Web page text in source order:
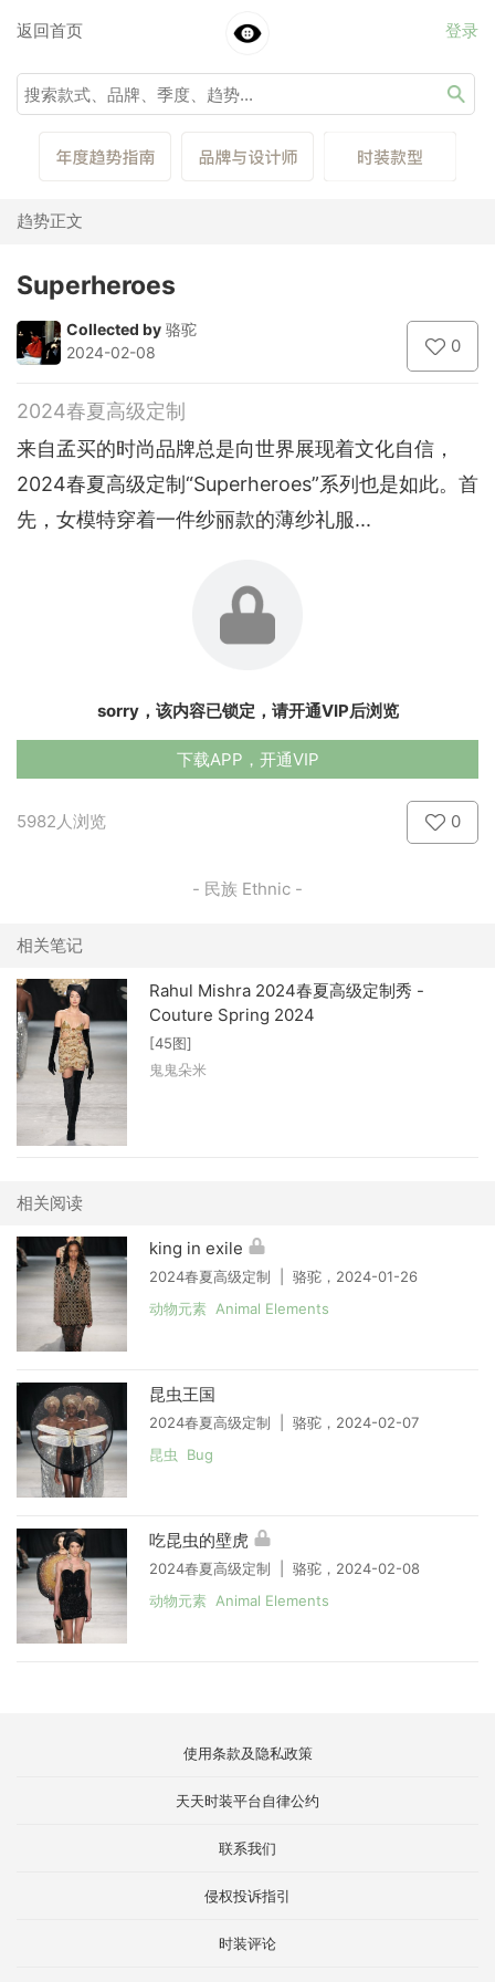
返回首页 登录
趋势正文
Superheroes
Collected by 骆驼
2024-02-08
0
2024春夏高级定制
来自孟买的时尚品牌总是向世界展现着文化自信，
2024春夏高级定制“Superheroes”系列也是如此。首
先，女模特穿着一件纱丽款的薄纱礼服...
sorry，该内容已锁定，请开通VIP后浏览
下载APP，开通VIP
5982人浏览 0
- 民族 Ethnic -
相关笔记
Rahul Mishra 2024春夏高级定制秀 -
Couture Spring 2024
[45图]
鬼鬼朵米
相关阅读
king in exile
2024春夏高级定制 | 骆驼，2024-01-26
动物元素 Animal Elements
昆虫王国
2024春夏高级定制 | 骆驼，2024-02-07
昆虫 Bug
吃昆虫的壁虎
2024春夏高级定制 | 骆驼，2024-02-08
动物元素 Animal Elements
使用条款及隐私政策
天天时装平台自律公约
联系我们
侵权投诉指引
时装评论